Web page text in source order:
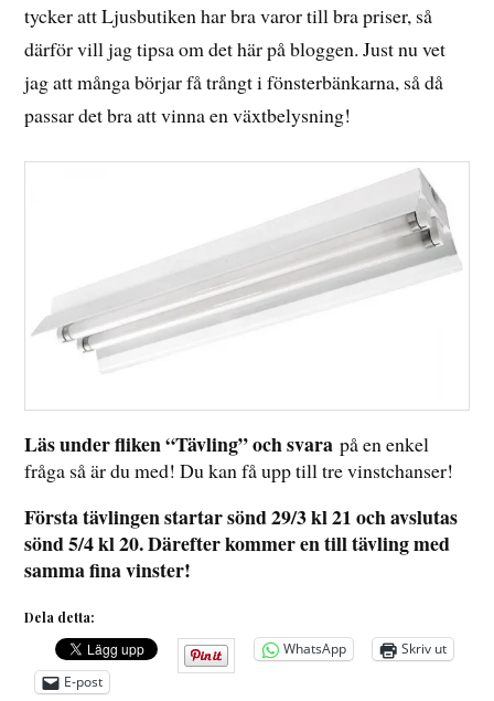
tycker att Ljusbutiken har bra varor till bra priser, så
därför vill jag tipsa om det här på bloggen. Just nu vet
jag att många börjar få trångt i fönsterbänkarna, så då
passar det bra att vinna en växtbelysning!
Läs under fliken “Tävling” och svarapå en enkel
fråga så är du med! Du kan få upp till tre vinstchanser!
Första tävlingen startar sönd 29/3 kl 21 och avslutas
sönd 5/4 kl 20. Därefter kommer en till tävling med
samma fina vinster!
Dela detta:
WhatsApp
Skriv ut
E-post